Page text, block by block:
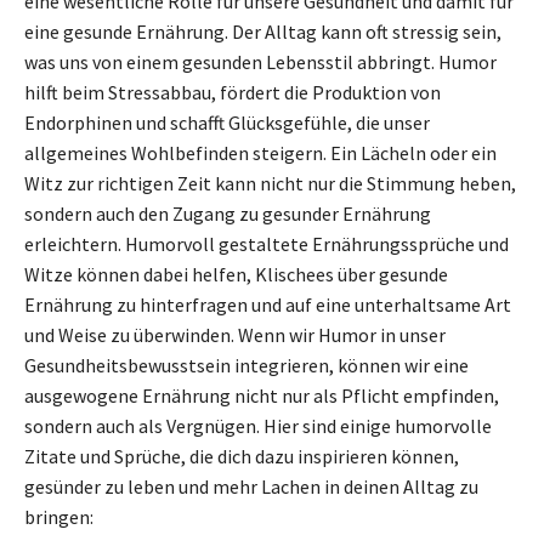
eine gesunde Ernährung. Der Alltag kann oft stressig sein,
was uns von einem gesunden Lebensstil abbringt. Humor
hilft beim Stressabbau, fördert die Produktion von
Endorphinen und schafft Glücksgefühle, die unser
allgemeines Wohlbefinden steigern. Ein Lächeln oder ein
Witz zur richtigen Zeit kann nicht nur die Stimmung heben,
sondern auch den Zugang zu gesunder Ernährung
erleichtern. Humorvoll gestaltete Ernährungssprüche und
Witze können dabei helfen, Klischees über gesunde
Ernährung zu hinterfragen und auf eine unterhaltsame Art
und Weise zu überwinden. Wenn wir Humor in unser
Gesundheitsbewusstsein integrieren, können wir eine
ausgewogene Ernährung nicht nur als Pflicht empfinden,
sondern auch als Vergnügen. Hier sind einige humorvolle
Zitate und Sprüche, die dich dazu inspirieren können,
gesünder zu leben und mehr Lachen in deinen Alltag zu
bringen: